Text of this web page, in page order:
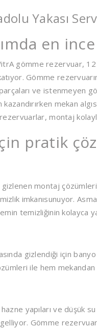
Yakası
en
gömme rezervuar,
Gömme
ve istenmeyen
mekan
montaj
pratik
montaj
imkanısunuyor. Asma
temizliğinin kolayca
gizlendiği için
ile hem
yapıları ve düşük
Gömme